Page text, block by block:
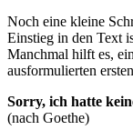
Noch eine kleine
Einstieg in den Text
Manchmal hilft es,
ausformulierten
Sorry, ich hatte
(nach Goethe)